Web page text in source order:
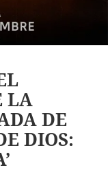
LA
DE
DIOS: